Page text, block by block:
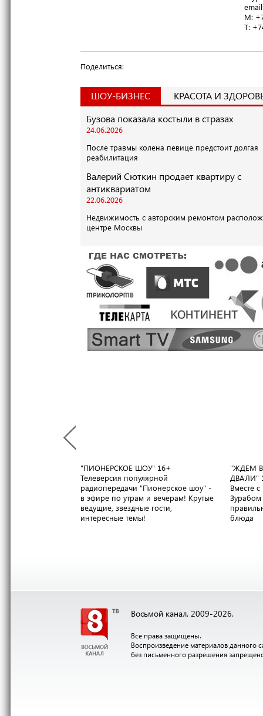
M:
T​:
Поделиться:
ШОУ-БИЗНЕС
КРАСОТА И
Бузова показала костыли в стразах
24.06.2026
После травмы колена певице предстоит долгая
реабилитация
Валерий Сюткин продает квартиру с
антиквариатом
22.06.2026
Недвижимость с авторским ремонтом
центре Москвы
"ПИОНЕРСКОЕ ШОУ" 16+
Телеверсия популярной
радиопередачи "Пионерское шоу" -
в эфире по утрам и вечерам! Крутые
ведущие, звездные гости,
интересные темы!
"ЖДЕМ
ДВАЛИ"
Вместе
Зурабом
блюда
Восьмой канал. 2009-2026.
Все права защищены.
Воспроизведение материалов данного
без письменного разрешения